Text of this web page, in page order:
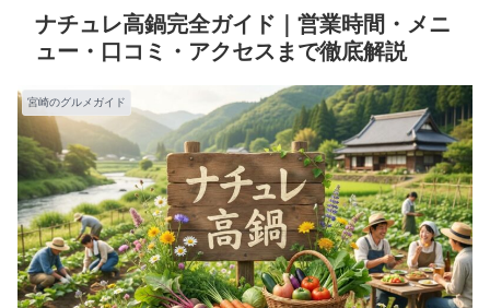
ナチュレ高鍋完全ガイド｜営業時間・メニ
ュー・口コミ・アクセスまで徹底解説
宮崎のグルメガイド